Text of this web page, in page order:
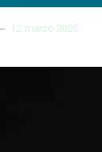
12 marzo 2025